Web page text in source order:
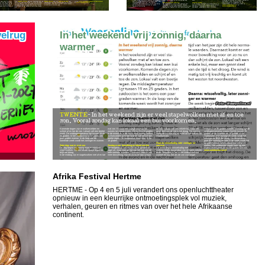
In het weekend vrij zonnig, daarna
warmer
TWENTE
zon. Vooral zondag kan lokaal een bui voorkomen.
Komende dagen zijn er wolkenvelden en
schijnt af en toe de zon. Lokaal valt een beetje
regen. De middagtemperatuur ligt tussen 19 en
25 graden. In het zuidoosten is het soms een
paar graden warmer. In de loop van de
komende week wordt het zonniger en warmer.
Zaterdag: warm met zon
De dag begint vrij zonnig maar er ontstaan
stapelwolken. Op een lokaal spatje regen na
blijft het droog.
In de middag zijn er stapelwolken met af en toe
wat zon. Er staat een matige wind uit het
westen tot noordwesten. Het is 23 à 24 graden.
In de avond en in de nacht naar zondag trekken
wolkenvelden over het land en valt lokaal een
beetje regen. De temperatuur daalt naar 15 tot
18 graden.
Zondag meer bewolking en lokaal een bui
De temperatuur valt met 20 tot 25 graden iets
lager uit, maar voor de tijd van het jaar zijn dit
hele normale waarden. Daarnaast komt er wat
meer bewolking voor en zo nu en dan schijnt
de zon. Lokaal valt een enkele bui, maar een
groot deel van de tijd is het droog. De wind is
matig tot vrij krachtig en komt uit het westen tot
noordwesten.
Daarna: wisselvallig, later zonniger en
warmer
De week begint wisselvallig met
wolkenvelden, tussendoor zon en soms enkele
buien. Maandag is het in het zuidoosten wat
warmer en kan het als de zon wat langer
schijnt 27 of 28 graden worden. Dinsdag ligt de
middagtemperatuur waarschijnlijk tussen 19
graden op de Wadden en 25 graden in het
zuidoosten. Halverwege de week wordt het
zonniger en blijft het droog. De temperatuur
gaat dan omhoog en later in de week wordt het
op grote schaal zomers warm met 24 tot 29
graden. Het zuidoosten maakt kans op een
tropische temperatuur van 30 graden. Zie ook
www.autobouwman.nl
Weeronline.nl
Afrika Festival Hertme
HERTME - Op 4 en 5 juli verandert ons openluchttheater
opnieuw in een kleurrijke ontmoetingsplek vol muziek,
verhalen, geuren en ritmes van over het hele Afrikaanse
continent.